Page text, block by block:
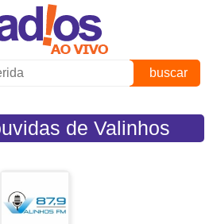
buscar
de Valinhos